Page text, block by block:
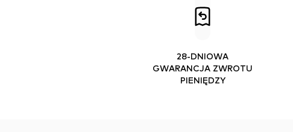
28-DNIOWA
GWARANCJA ZWROTU
PIENIĘDZY